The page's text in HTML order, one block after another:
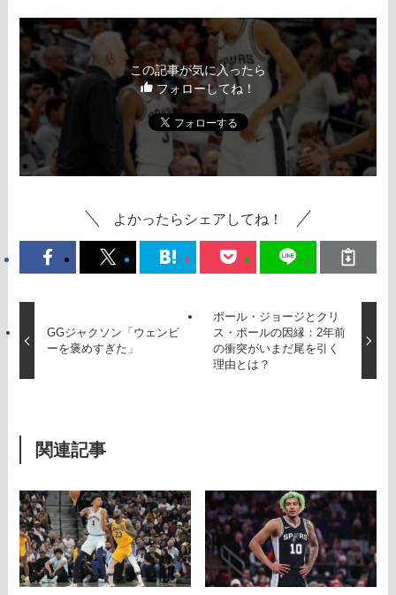
この記事が気に入ったら
フォローしてね！
よかったらシェアしてね！
GGジャクソン「ウェンビ
ーを褒めすぎた」
ポール・ジョージとクリ
ス・ポールの因縁：2年前
の衝突がいまだ尾を引く
理由とは？
関連記事